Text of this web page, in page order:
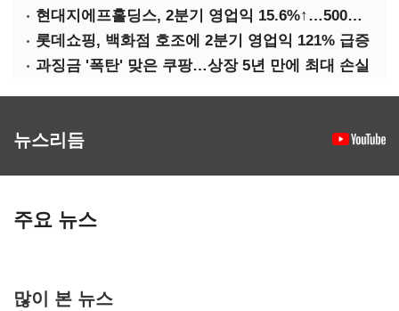
현대지에프홀딩스, 2분기 영업익 15.6%↑…500억 규모 자사주 매입
롯데쇼핑, 백화점 호조에 2분기 영업익 121% 급증
과징금 '폭탄' 맞은 쿠팡…상장 5년 만에 최대 손실
뉴스리듬
주요 뉴스
많이 본 뉴스